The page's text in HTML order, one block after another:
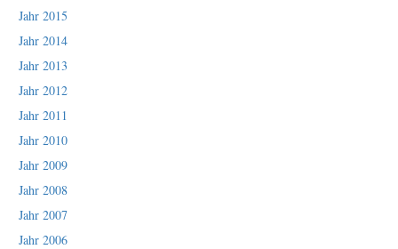
Jahr 2015
Jahr 2014
Jahr 2013
Jahr 2012
Jahr 2011
Jahr 2010
Jahr 2009
Jahr 2008
Jahr 2007
Jahr 2006